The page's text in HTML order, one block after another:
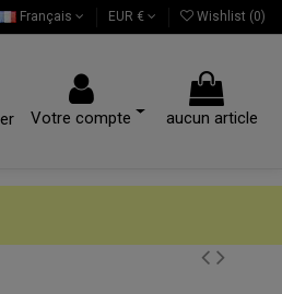
Français EUR € Wishlist (0)
Votre compte aucun article